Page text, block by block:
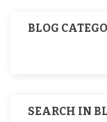
BLOG
SEARCH IN